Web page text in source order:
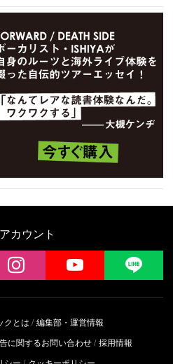
カウント
instagram YouTube
クとは
編集部・運営情報
に関するお問い合わせ 採用情報